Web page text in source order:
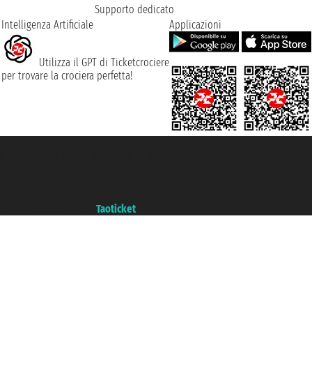
Supporto dedicato
Intelligenza Artificiale
Utilizza il GPT di Ticketcrociere
per trovare la crociera perfetta!
Applicazioni
Taoticket